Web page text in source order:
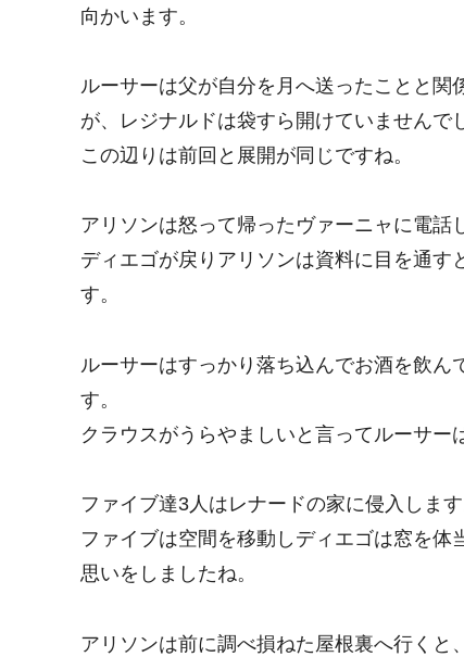
向かいます。
ルーサーは父が自分を月へ送ったことと
が、レジナルドは袋すら開けていませんで
この辺りは前回と展開が同じですね。
アリソンは怒って帰ったヴァーニャに電話
ディエゴが戻りアリソンは資料に目を通す
す。
ルーサーはすっかり落ち込んでお酒を飲ん
す。
クラウスがうらやましいと言ってルーサー
ファイブ達3人はレナードの家に侵入します
ファイブは空間を移動しディエゴは窓を
思いをしましたね。
アリソンは前に調べ損ねた屋根裏へ行く